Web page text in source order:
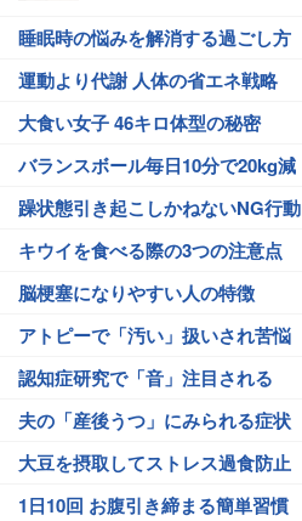
睡眠時の悩みを解消する過ごし方
運動より代謝 人体の省エネ戦略
大食い女子 46キロ体型の秘密
バランスボール毎日10分で20kg減
躁状態引き起こしかねないNG行動
キウイを食べる際の3つの注意点
脳梗塞になりやすい人の特徴
アトピーで「汚い」扱いされ苦悩
認知症研究で「音」注目される
夫の「産後うつ」にみられる症状
大豆を摂取してストレス過食防止
1日10回 お腹引き締まる簡単習慣